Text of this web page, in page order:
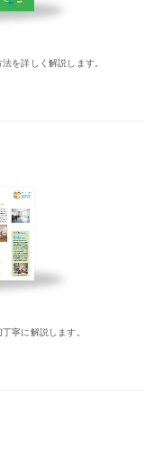
を詳しく解説します。
寧に解説します。